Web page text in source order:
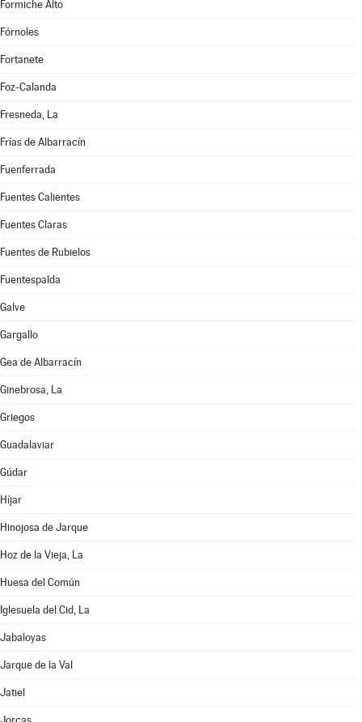
Formiche Alto
Fórnoles
Fortanete
Foz-Calanda
Fresneda, La
Frías de Albarracín
Fuenferrada
Fuentes Calientes
Fuentes Claras
Fuentes de Rubielos
Fuentespalda
Galve
Gargallo
Gea de Albarracín
Ginebrosa, La
Griegos
Guadalaviar
Gúdar
Híjar
Hinojosa de Jarque
Hoz de la Vieja, La
Huesa del Común
Iglesuela del Cid, La
Jabaloyas
Jarque de la Val
Jatiel